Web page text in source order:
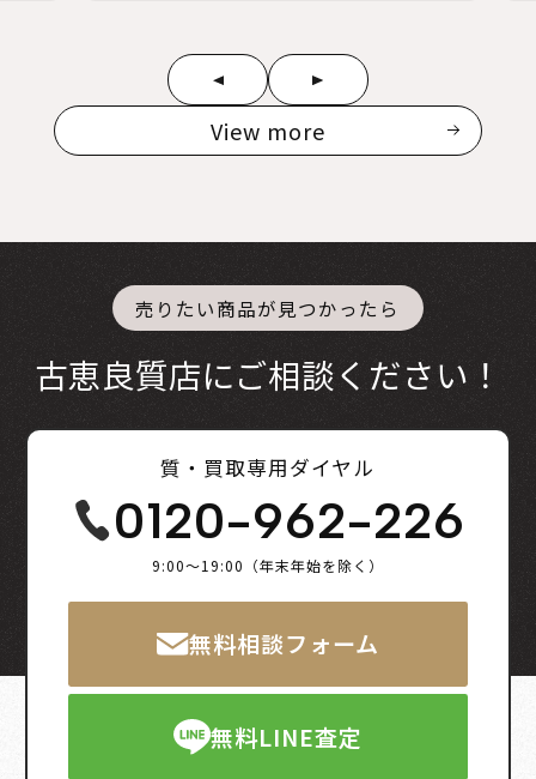
View more
売りたい商品が見つかったら
古恵良質店にご相談ください！
質・買取専用ダイヤル
0120-962-226
9:00～19:00（年末年始を除く）
無料相談フォーム
無料LINE査定